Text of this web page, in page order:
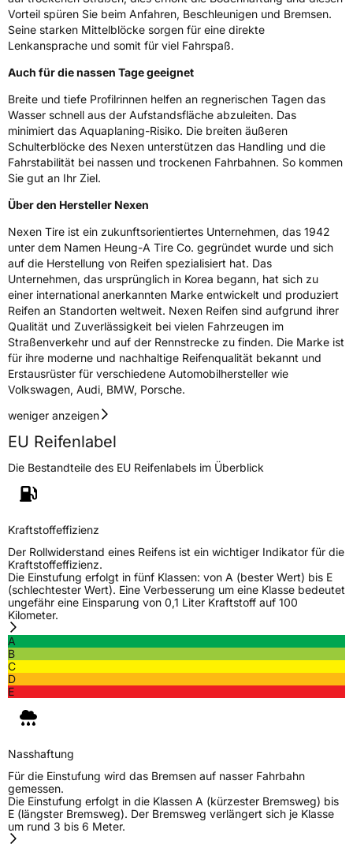
3PMSF / Schneeflockensymbol / Alpine-SymbolNein
EPREL ID1891072
HerstellerkontaktNEXEN TIRE EUROPE s.r.o., Lise-Meitner-
Strasse 1 65779 Kelkheim Deutschland,
marketing.nte@nexentire.com
Vorteil spüren Sie beim Anfahren, Beschleunigen und Bremsen.
Seine starken Mittelblöcke sorgen für eine direkte
Lenkansprache und somit für viel Fahrspaß.
Auch für die nassen Tage geeignet
Breite und tiefe Profilrinnen helfen an regnerischen Tagen das
Wasser schnell aus der Aufstandsfläche abzuleiten. Das
minimiert das Aquaplaning-Risiko. Die breiten äußeren
Schulterblöcke des Nexen unterstützen das Handling und die
Fahrstabilität bei nassen und trockenen Fahrbahnen. So kommen
Sie gut an Ihr Ziel.
Über den Hersteller Nexen
Nexen Tire ist ein zukunftsorientiertes Unternehmen, das 1942
unter dem Namen Heung-A Tire Co. gegründet wurde und sich
auf die Herstellung von Reifen spezialisiert hat. Das
Unternehmen, das ursprünglich in Korea begann, hat sich zu
einer international anerkannten Marke entwickelt und produziert
Reifen an Standorten weltweit. Nexen Reifen sind aufgrund ihrer
Qualität und Zuverlässigkeit bei vielen Fahrzeugen im
Straßenverkehr und auf der Rennstrecke zu finden. Die Marke ist
für ihre moderne und nachhaltige Reifenqualität bekannt und
Erstausrüster für verschiedene Automobilhersteller wie
Volkswagen, Audi, BMW, Porsche.
weniger anzeigen
EU Reifenlabel
Die Bestandteile des EU Reifenlabels im Überblick
Kraftstoffeffizienz
Der Rollwiderstand eines Reifens ist ein wichtiger Indikator für die
Kraftstoffeffizienz.
Die Einstufung erfolgt in fünf Klassen: von A (bester Wert) bis E
(schlechtester Wert). Eine Verbesserung um eine Klasse bedeutet
ungefähr eine Einsparung von 0,1 Liter Kraftstoff auf 100
Kilometer.
A
B
C
D
E
Nasshaftung
Für die Einstufung wird das Bremsen auf nasser Fahrbahn
gemessen.
Die Einstufung erfolgt in die Klassen A (kürzester Bremsweg) bis
E (längster Bremsweg). Der Bremsweg verlängert sich je Klasse
um rund 3 bis 6 Meter.